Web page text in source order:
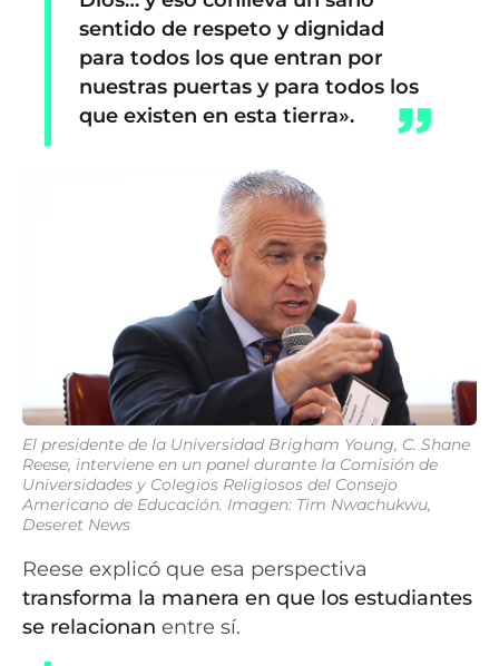
sentido de respeto y dignidad
para todos los que entran por
nuestras puertas y para todos los
que existen en esta tierra».
El presidente de la Universidad Brigham Young, C. Shane
Reese, interviene en un panel durante la Comisión de
Universidades y Colegios Religiosos del Consejo
Americano de Educación. Imagen: Tim Nwachukwu,
Deseret News
Reese explicó que esa perspectiva
transforma la manera en que los estudiantes
se relacionan entre sí.